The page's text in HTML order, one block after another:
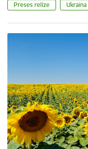
Preses relīze Ukraina